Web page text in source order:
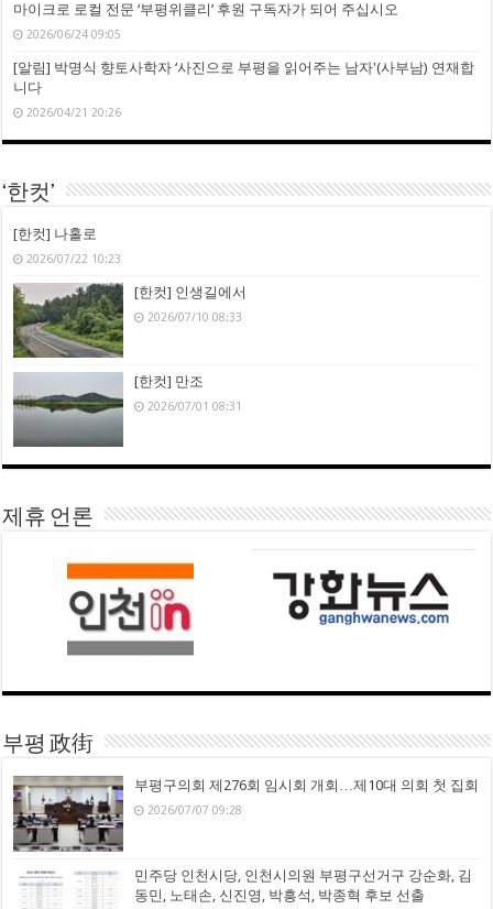
마이크로 로컬 전문 ‘부평위클리’ 후원 구독자가 되어 주십시오
2026/06/24 09:05
[알림] 박명식 향토사학자 ‘사진으로 부평을 읽어주는 남자'(사부남) 연재합
니다
2026/04/21 20:26
‘한컷’
[한컷] 나홀로
2026/07/22 10:23
[한컷] 인생길에서
2026/07/10 08:33
[한컷] 만조
2026/07/01 08:31
제휴 언론
부평 政街
부평구의회 제276회 임시회 개회…제10대 의회 첫 집회
2026/07/07 09:28
민주당 인천시당, 인천시의원 부평구선거구 강순화, 김
동민, 노태손, 신진영, 박흥석, 박종혁 후보 선출